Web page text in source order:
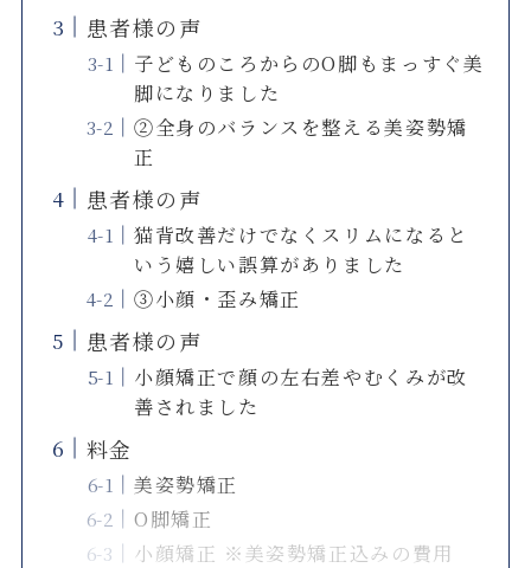
患者様の声
子どものころからのO脚もまっすぐ美
脚になりました
②全身のバランスを整える美姿勢矯
正
患者様の声
猫背改善だけでなくスリムになると
いう嬉しい誤算がありました
③小顔・歪み矯正
患者様の声
小顔矯正で顔の左右差やむくみが改
善されました
料金
美姿勢矯正
O脚矯正
小顔矯正 ※美姿勢矯正込みの費用